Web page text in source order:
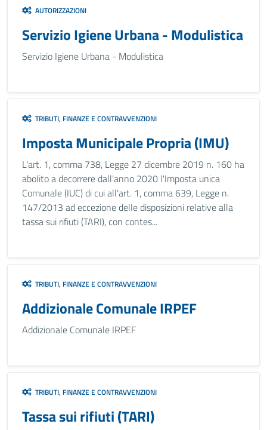
AUTORIZZAZIONI
Servizio Igiene Urbana - Modulistica
Servizio Igiene Urbana - Modulistica
TRIBUTI, FINANZE E CONTRAVVENZIONI
Imposta Municipale Propria (IMU)
L'art. 1, comma 738, Legge 27 dicembre 2019 n. 160 ha
abolito a decorrere dall'anno 2020 l'Imposta unica
Comunale (IUC) di cui all'art. 1, comma 639, Legge n.
147/2013 ad eccezione delle disposizioni relative alla
tassa sui rifiuti (TARI), con contes...
TRIBUTI, FINANZE E CONTRAVVENZIONI
Addizionale Comunale IRPEF
Addizionale Comunale IRPEF
TRIBUTI, FINANZE E CONTRAVVENZIONI
Tassa sui rifiuti (TARI)